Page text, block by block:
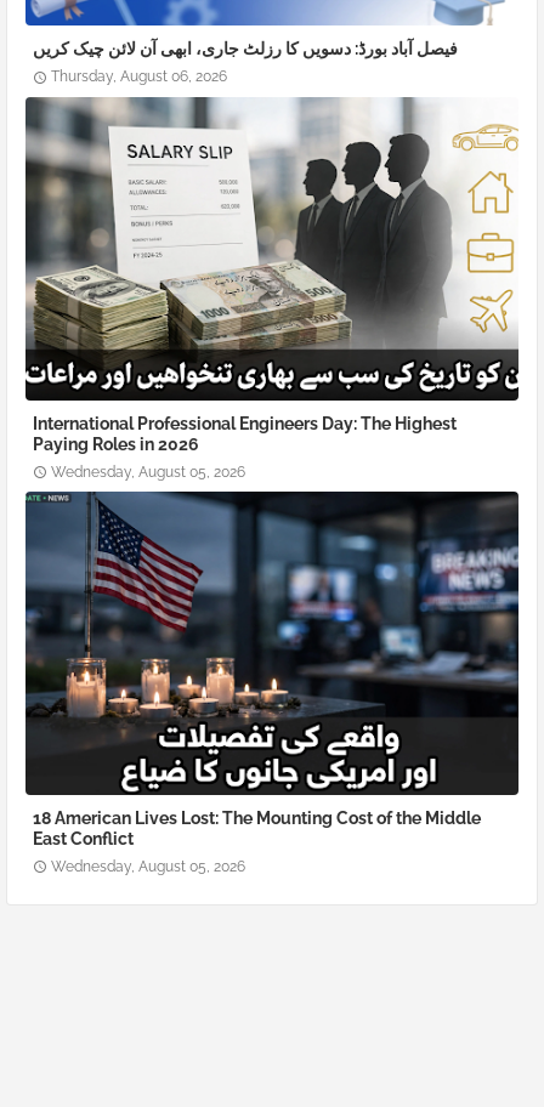
فیصل آباد بورڈ: دسویں کا رزلٹ جاری، ابھی آن لائن چیک کریں
Thursday, August 06, 2026
International Professional Engineers Day: The Highest
Paying Roles in 2026
Wednesday, August 05, 2026
18 American Lives Lost: The Mounting Cost of the Middle
East Conflict
Wednesday, August 05, 2026